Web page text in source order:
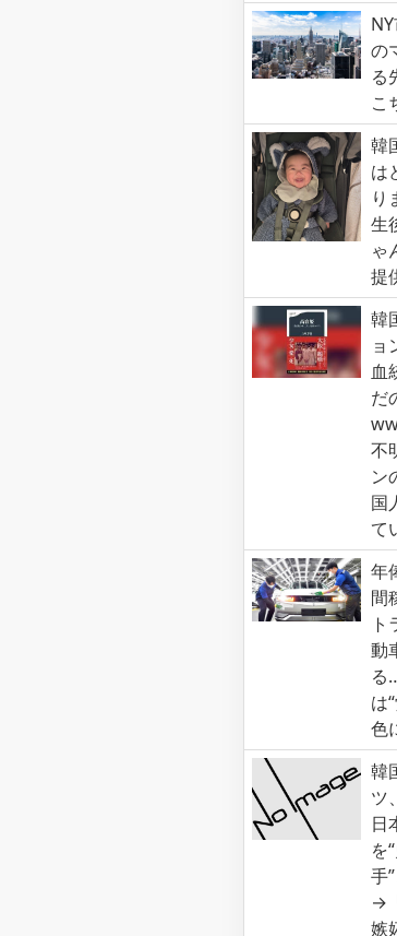
の
る
こ
韓
は
り
生
ゃ
提
韓
ョ
血
だ
不
ン
国
て
年
間
動
る
は
色
韓
ツ
日
を
手
→
嫉